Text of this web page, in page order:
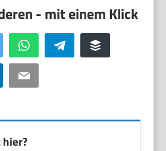
WhatsApp Telegram Buffer
Email